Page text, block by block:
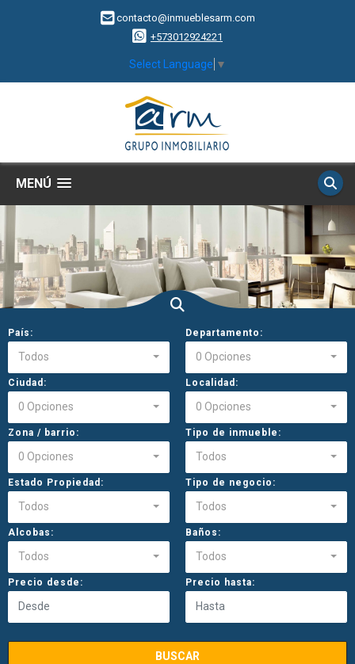
contacto@inmueblesarm.com
+573012924221
Select Language ▼
MENÚ
País:
Todos
Departamento:
0 Opciones
Ciudad:
0 Opciones
Localidad:
0 Opciones
Zona / barrio:
0 Opciones
Tipo de inmueble:
Todos
Estado Propiedad:
Todos
Tipo de negocio:
Todos
Alcobas:
Todos
Baños:
Todos
Precio desde: Precio hasta:
BUSCAR